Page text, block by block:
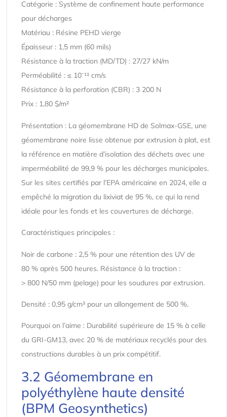
Catégorie : Système de confinement haute performance
pour décharges
Matériau : Résine PEHD vierge
Épaisseur : 1,5 mm (60 mils)
Résistance à la traction (MD/TD) : 27/27 kN/m
Perméabilité : ≤ 10⁻¹¹ cm/s
Résistance à la perforation (CBR) : 3 200 N
Prix : 1,80 $/m²
Présentation : La géomembrane HD de Solmax-GSE, une
géomembrane noire lisse obtenue par extrusion à plat, est
la référence en matière d’isolation des déchets avec une
imperméabilité de 99,9 % pour les décharges municipales.
Sur les sites certifiés par l’EPA américaine en 2024, elle a
empêché la migration du lixiviat de 95 %, ce qui la rend
idéale pour les fonds et les couvertures de décharge.
Caractéristiques principales :
Noir de carbone : 2,5 % pour une rétention des UV de
80 % après 500 heures. Résistance à la traction :
> 800 N/50 mm (pelage) pour les soudures par extrusion.
Densité : 0,95 g/cm³ pour un allongement de 500 %.
Pourquoi on l’aime : Durabilité supérieure de 15 % à celle
du GRI-GM13, avec 20 % de matériaux recyclés pour des
constructions durables à un prix compétitif.
3.2 Géomembrane en
polyéthylène haute densité
(BPM Geosynthetics)